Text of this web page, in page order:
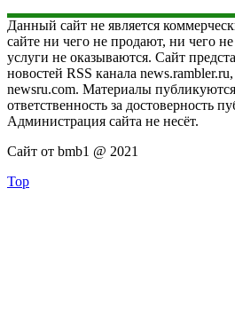
Данный сайт не является
сайте ни чего не продают, ни чего
услуги не оказываются. Сайт
новостей RSS канала
newsru.com. Материалы
ответственность за достоверность
Администрация сайта не несёт.
Сайт от bmb1 @ 2021
Top